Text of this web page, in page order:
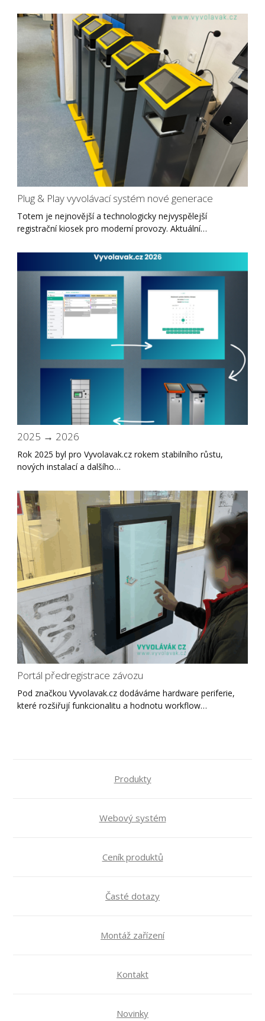
Plug & Play vyvolávací systém nové generace
Totem je nejnovější a technologicky nejvyspělejší
registrační kiosek pro moderní provozy. Aktuální…
2025 → 2026
Rok 2025 byl pro Vyvolavak.cz rokem stabilního růstu,
nových instalací a dalšího…
Portál předregistrace závozu
Pod značkou Vyvolavak.cz dodáváme hardware periferie,
které rozšiřují funkcionalitu a hodnotu workflow…
Produkty
Webový systém
Ceník produktů
Časté dotazy
Montáž zařízení
Kontakt
Novinky